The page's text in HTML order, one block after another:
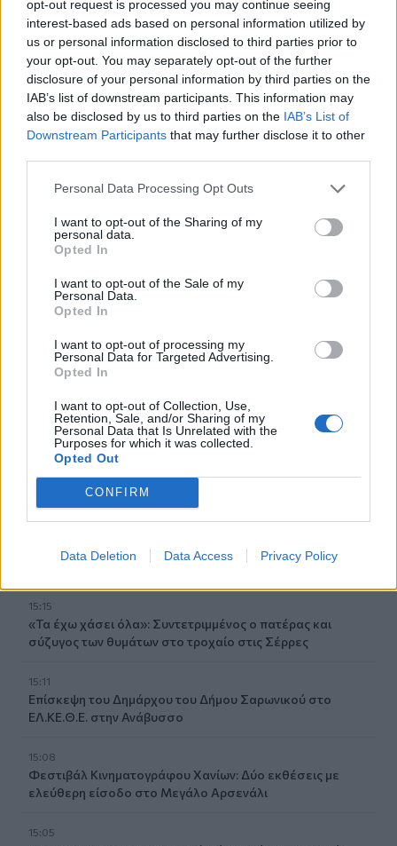
opt-out request is processed you may continue seeing
interest-based ads based on personal information utilized by
us or personal information disclosed to third parties prior to
your opt-out. You may separately opt-out of the further
disclosure of your personal information by third parties on the
IAB’s list of downstream participants. This information may
also be disclosed by us to third parties on the IAB’s List of
Downstream Participants that may further disclose it to other
Personal Data Processing Opt Outs
I want to opt-out of the Sharing of my
personal data.
Opted In
I want to opt-out of the Sale of my
Personal Data.
Opted In
I want to opt-out of processing my
Personal Data for Targeted Advertising.
Opted In
I want to opt-out of Collection, Use,
Retention, Sale, and/or Sharing of my
Personal Data that Is Unrelated with the
Purposes for which it was collected.
Opted Out
CONFIRM
Data Deletion Data Access Privacy Policy
15:54
Ο Γ. Αγριμανάκης Αντιδήμαρχος Υπηρεσίας το Σάββατο 8
και την Κυριακή 9 Αυγούστου
15:48
Δυτική Αττική: Ολοκληρώθηκαν οι αυτοψίες στις
Καστέλλι - Δείτε βίντεο
Πολιτική Προστασία: Νέα εναέρια μέσα και τεχνολογία
ΔΕΕΠ Ηρακλείου: «Η Κρήτη βρίσκεται στις
προτεραιότητες της κυβέρνησης»
Η 97χρονη που περπάτησε πάνω σε φτερό αεροπλάνου
και έσπασε το προηγούμενο (δικό της) ρεκόρ Γκίνες
Τελευταία βουτιά για 65χρονη στην παραλία του Καβρού
Φωτιά στο νότιο Ρέθυμνο: Ο Δήμος Αγίου Βασιλείου
ευχαριστεί για το "κύμα αλληλεγγύης"
15:15
«Τα έχω χάσει όλα»: Συντετριμμένος ο πατέρας και
σύζυγος των θυμάτων στο τροχαίο στις Σέρρες
15:11
Επίσκεψη του Δημάρχου του Δήμου Σαρωνικού στο
ΕΛ.ΚΕ.Θ.Ε. στην Ανάβυσσο
15:08
Φεστιβάλ Κινηματογράφου Χανίων: Δύο εκθέσεις με
ελεύθερη είσοδο στο Μεγάλο Αρσενάλι
15:05